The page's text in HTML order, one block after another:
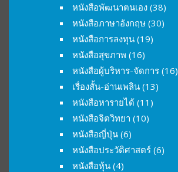
หนังสือพัฒนาตนเอง (38)
หนังสือภาษาอังกฤษ (30)
หนังสือการลงทุน (19)
หนังสือสุขภาพ (16)
หนังสือผู้บริหาร-จัดการ (16)
เรื่องสั้น-อ่านเพลิน (13)
หนังสือหารายได้ (11)
หนังสือจิตวิทยา (10)
หนังสือญี่ปุ่น (6)
หนังสือประวัติศาสตร์ (6)
หนังสือหุ้น (4)